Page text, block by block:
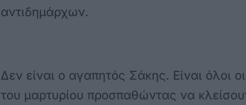
αντιδημάρχων.
Δεν είναι ο αγαπητός Σάκης. Είναι όλοι
του μαρτυρίου προσπαθώντας να